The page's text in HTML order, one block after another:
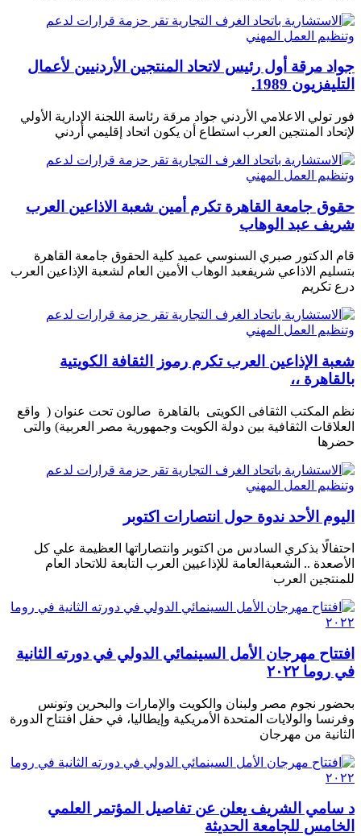
جواد مرقة أول رئيس لاتحاد المنتجين الأردنيين لأعمال
التليفزيون 1989.
فور تولي الاعلامي الأردني جواد مرقة رئاسة اللجنة الإدارية الأولي
لإتحاد المنتجين العرب استطاع أن يكون اتحاد إقليمي أردني
حقوق جامعة القاهرة تكرم أمين شعبة الاذاعين العرب
شريف عبد الوهاب
قام الدكتور صبري السنوسي عميد كلية الحقوق جامعة القاهرة
بتسليم الاذاعي شريفعبد الوهاب الأمين العام لشعبة الإذاعين العرب
درع تكريم
شعبة الإذاعين العرب تكرم رموز الثقافة الكويتية
بالقاهرة ،،
نظم المكتب الثقافى الكويتى بالقاهرة صالون تحت عنوان ( واقع
العلاقات الثقافية بين دولة الكويت وجمهورية مصر العربية) والتى
حضرها
اليوم الأحد ندوة حول انتصارات اكتوبر
احتفالًا بذكري السادس من اكتوبر وانتصاراتها العظيمة علي كل
الأصعدة .. الشعبةالعامة للإذاعيين العرب التابعة للاتحاد العام
للمنتجين العرب
افتتاح مهرجان الأمل السينمائي الدولي في دورته الثانية
في روما ٢٠٢٢
بحضور نجوم مصر ولبنان والكويت والإمارات والبحرين وتونس
وفرنسا والولايات المتحدة الأمريكية وإيطاليا، في حفل افتتاح الدورة
الثانية من مهرجان
د سامي الشريف يعلن عن تفاصيل المؤتمر العلمي
الخامس للجامعة الحديثة